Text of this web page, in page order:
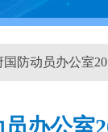
防动员办公室
办公室